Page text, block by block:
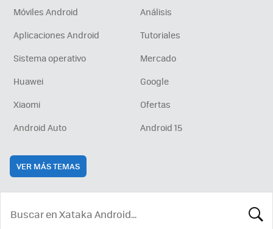
Móviles Android
Análisis
Aplicaciones Android
Tutoriales
Sistema operativo
Mercado
Huawei
Google
Xiaomi
Ofertas
Android Auto
Android 15
VER MÁS TEMAS